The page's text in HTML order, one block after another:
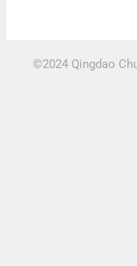
©2024 Qingdao